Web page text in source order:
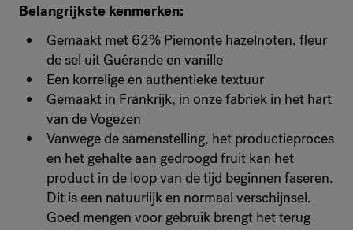
Belangrijkste kenmerken:
Gemaakt met 62% Piemonte hazelnoten, fleur
de sel uit Guérande en vanille
Een korrelige en authentieke textuur
Gemaakt in Frankrijk, in onze fabriek in het hart
van de Vogezen
Vanwege de samenstelling, het productieproces
en het gehalte aan gedroogd fruit kan het
product in de loop van de tijd beginnen faseren.
Dit is een natuurlijk en normaal verschijnsel.
Goed mengen voor gebruik brengt het terug